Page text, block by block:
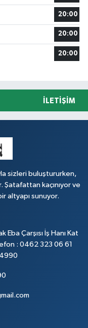
20:00
20:00
20:00
İLETIŞIM
sizleri buluştururken,
kaçınıyor ve
altyapı sunuyor.
Çarşısı İş Hanı Kat
: 0462 323 06 61